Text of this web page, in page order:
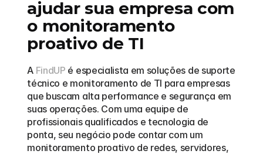
ajudar sua empresa com
o monitoramento
proativo de TI
A FindUP é especialista em soluções de suporte
técnico e monitoramento de TI para empresas
que buscam alta performance e segurança em
suas operações. Com uma equipe de
profissionais qualificados e tecnologia de
ponta, seu negócio pode contar com um
monitoramento proativo de redes, servidores,